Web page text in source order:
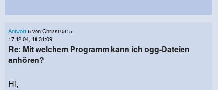
Antwort6 von Chrissi 0815
17.12.04, 18:31:09
Re: Mit welchem Programm kann ich ogg-Dateien
anhören?
Hi,